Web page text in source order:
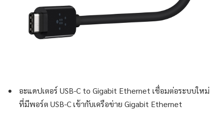
อะแดปเตอร์ USB-C to Gigabit Ethernet เชื่อมต่อระบบใหม่
ที่มีพอร์ต USB-C เข้ากับเครือข่าย Gigabit Ethernet